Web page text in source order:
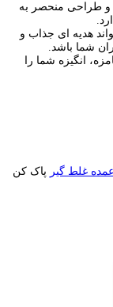
و طراحی منحصر به
هدیه ای جذاب و
شما باشد.
انگیزه شما را
غلط گیر پاک کن